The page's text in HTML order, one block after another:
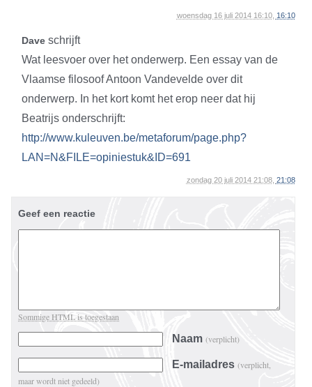
woensdag 16 juli 2014 16:10, 16:10
Dave schrijft
Wat leesvoer over het onderwerp. Een essay van de
Vlaamse filosoof Antoon Vandevelde over dit
onderwerp. In het kort komt het erop neer dat hij
Beatrijs onderschrijft:
http://www.kuleuven.be/metaforum/page.php?
LAN=N&FILE=opiniestuk&ID=691
zondag 20 juli 2014 21:08, 21:08
Geef een reactie
Sommige HTML is toegestaan
Naam (verplicht)
E-mailadres (verplicht,
maar wordt niet gedeeld)